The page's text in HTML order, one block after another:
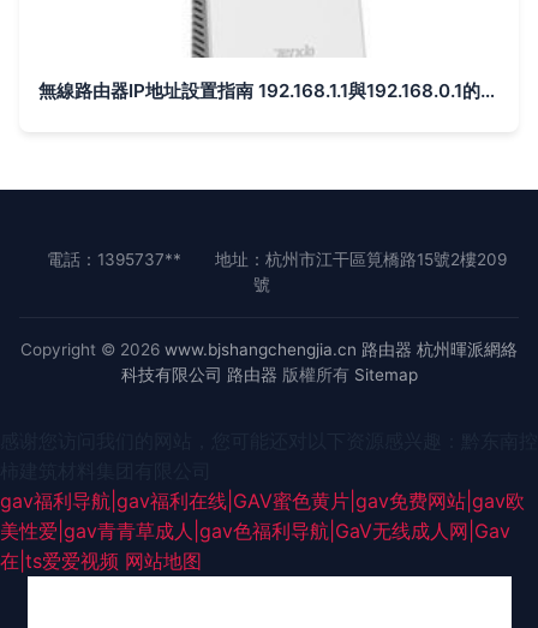
無線路由器IP地址設置指南 192.168.1.1與192.168.0.1的區別與使用詳解
電話：1395737**
地址：杭州市江干區筧橋路15號2樓209
號
Copyright © 2026 www.bjshangchengjia.cn 路由器 杭州暉派網絡
科技有限公司 路由器 版權所有 Sitemap
gav福利导航|gav福利在线|GAV蜜色黄片|gav免费网站|gav欧
美性爱|gav青青草成人|gav色福利导航|GaV无线成人网|Gav
在|ts爱爱视频 网站地图